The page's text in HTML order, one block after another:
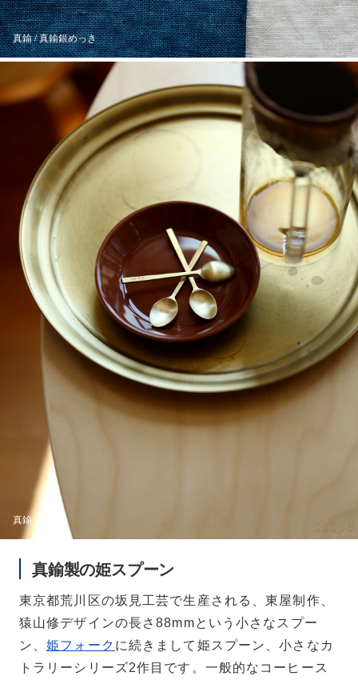
真鍮 / 真鍮銀めっき
真鍮
真鍮製の姫スプーン
東京都荒川区の坂見工芸で生産される、東屋制作、
猿山修デザインの長さ88mmという小さなスプー
ン、姫フォーク に続きまして姫スプーン、小さなカ
トラリーシリーズ2作目です。一般的なコーヒース